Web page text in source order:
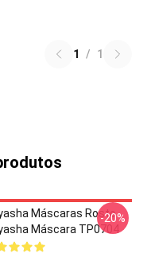
1 / 1
Máscaras Rosto
Máscara TP0704
-20%